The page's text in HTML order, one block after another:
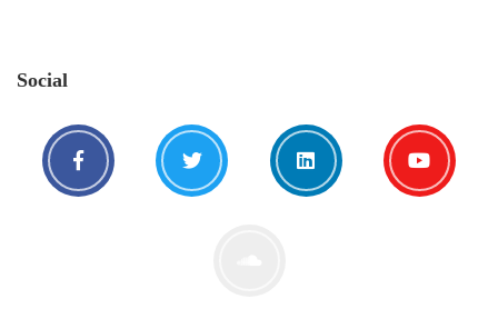
Social